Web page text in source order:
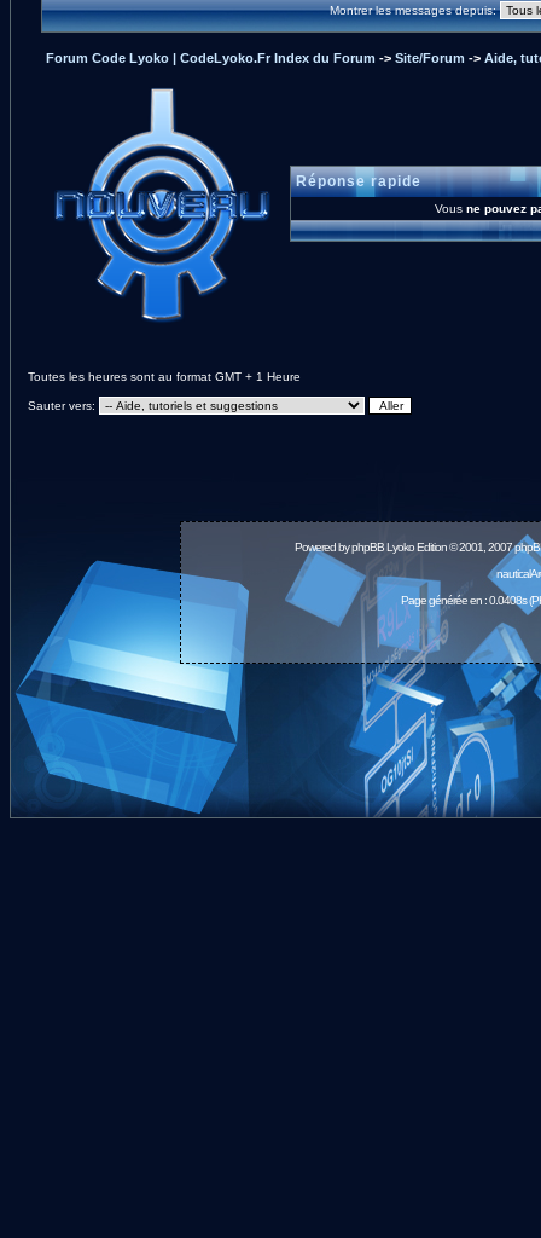
Montrer les messages depuis:
Forum Code Lyoko | CodeLyoko.Fr Index du Forum -> Site/Forum -> Aide,
Réponse rapide
Vous ne pouvez
Toutes les heures sont au format GMT + 1 Heure
Sauter vers:
Powered byphpBBLyoko Edition © 2001, 2007
Page générée en : 0.0408s